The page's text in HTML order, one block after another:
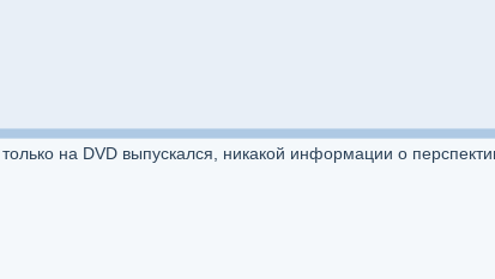
на DVD выпускался, никакой информации о